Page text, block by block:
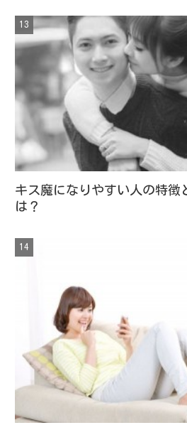
キス魔になりやすい人の特
は？